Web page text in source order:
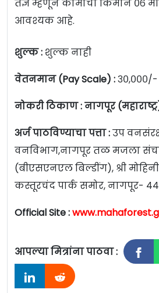
तज्ञ म्हणून कामाचा किमान ०६
आवश्यक आहे.
शुल्क : शुल्क नाही
वेतनमान (Pay Scale) :
नोकरी ठिकाण : नागपूर
अर्ज पाठविण्याचा पत्ता :उप
वनविभाग,नागपूर तळ मजला
(बीएसएनएल बिल्डींग), श्री
कस्तूरचंद पार्क समोर, नागपूर-
Official Site :
आपल्या मित्रांना पाठवा :